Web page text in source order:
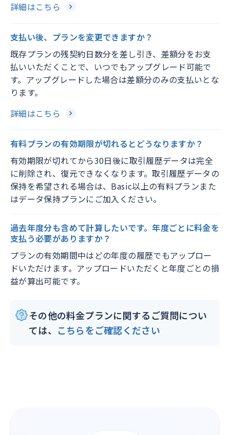
詳細はこちら
支払い後、プランを変更できますか？
既存プランの残契約日数分を差し引き、差額分をお支
払いいただくことで、いつでもアップグレード可能で
す。アップグレードした場合は差額分のみの支払いとな
ります。
詳細はこちら
有料プランの有効期限が切れるとどうなりますか？
有効期限が切れてから30日後に取引履歴データは完全
に削除され、復元できなくなります。取引履歴データの
保持を希望される場合は、Basic以上の有料プランまた
はデータ保持プランにご加入ください。
過去年度分も含めて計算したいです。年度ごとに料金を
支払う必要がありますか？
プランの有効期間中はどの年度の履歴でもアップロー
ドいただけます。アップロードいただくと年度ごとの損
益が算出可能です。
その他の料金プランに関するご質問につい
ては、 こちらをご確認ください